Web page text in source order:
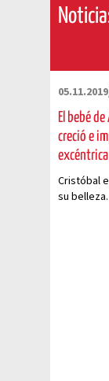
El bebé
creció e
Cristóbal
su belleza.